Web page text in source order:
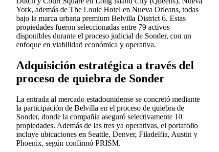
York, además de The Louie Hotel en Nueva Orleans, todas
bajo la marca urbana premium Belvilla District 6. Estas
propiedades fueron seleccionadas entre 79 activos
disponibles durante el proceso judicial de Sonder, con un
enfoque en viabilidad económica y operativa.
Adquisición estratégica a través del
proceso de quiebra de Sonder
La entrada al mercado estadounidense se concretó mediante
la participación de Belvilla en el proceso de quiebra de
Sonder, donde la compañía aseguró selectivamente 10
propiedades. Además de las tres ya operativas, el portafolio
incluye ubicaciones en Seattle, Denver, Filadelfia, Austin y
Phoenix, según confirmó PRISM.